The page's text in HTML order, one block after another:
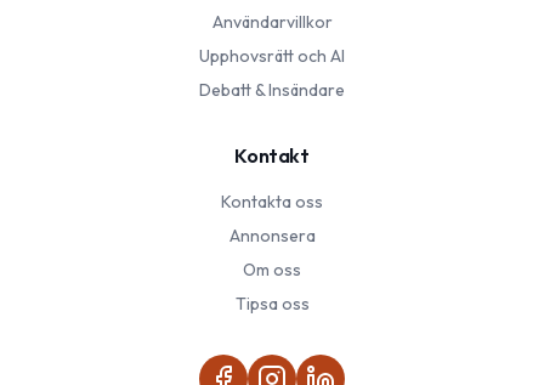
Användarvillkor
Upphovsrätt och AI
Debatt & Insändare
Kontakt
Kontakta oss
Annonsera
Om oss
Tipsa oss